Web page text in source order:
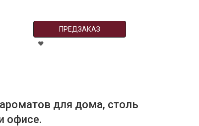
ПРЕДЗАКАЗ
для дома, столь
офисе.